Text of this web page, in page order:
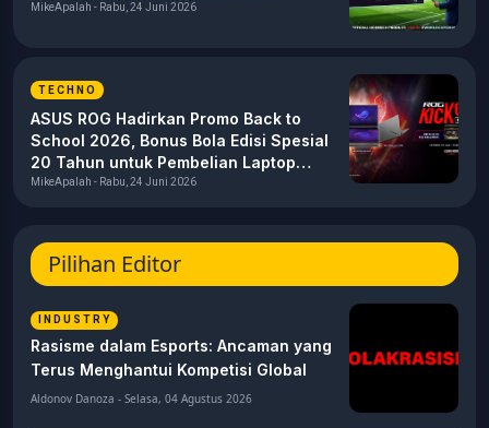
MikeApalah - Rabu, 24 Juni 2026
TECHNO
ASUS ROG Hadirkan Promo Back to
School 2026, Bonus Bola Edisi Spesial
20 Tahun untuk Pembelian Laptop
Gaming
MikeApalah - Rabu, 24 Juni 2026
Pilihan Editor
INDUSTRY
Rasisme dalam Esports: Ancaman yang
Terus Menghantui Kompetisi Global
Aldonov Danoza - Selasa, 04 Agustus 2026